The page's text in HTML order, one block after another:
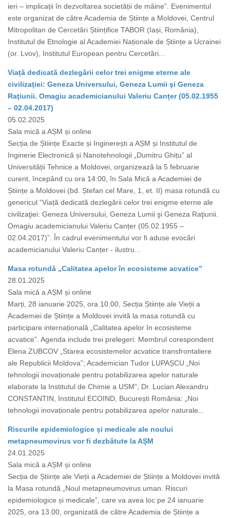
ieri – implicații în dezvoltarea societății de mâine”. Evenimentul
este organizat de către Academia de Științe a Moldovei, Centrul
Mitropolitan de Cercetări Științifice TABOR (Iași, România),
Institutul de Etnologie al Academiei Naționale de Științe a Ucrainei
(or. Lvov), Institutul European pentru Cercetări...
Viață dedicată dezlegării celor trei enigme eterne ale
civilizaţiei: Geneza Universului, Geneza Lumii şi Geneza
Raţiunii. Omagiu academicianului Valeriu Canțer (05.02.1955
– 02.04.2017)
05.02.2025
Sala mică a AȘM și online
Secția de Științe Exacte și Inginerești a AȘM și Institutul de
Inginerie Electronică și Nanotehnologii „Dumitru Ghițu” al
Universității Tehnice a Moldovei, organizează la 5 februarie
curent, începând cu ora 14:00, în Sala Mică a Academiei de
Științe a Moldovei (bd. Ștefan cel Mare, 1, et. II) masa rotundă cu
genericul “Viață dedicată dezlegării celor trei enigme eterne ale
civilizaţiei: Geneza Universului, Geneza Lumii şi Geneza Raţiunii.
Omagiu academicianului Valeriu Canțer (05.02.1955 –
02.04.2017)”. În cadrul evenimentului vor fi aduse evocări
academicianului Valeriu Canțer - ilustru...
Masa rotundă „Calitatea apelor în ecosisteme acvatice”
28.01.2025
Sala mică a AȘM și online
Marți, 28 ianuarie 2025, ora 10.00, Secția Științe ale Vieții a
Academiei de Științe a Moldovei invită la masa rotundă cu
participare internațională „Calitatea apelor în ecosisteme
acvatice”. Agenda include trei prelegeri: Membrul corespondent
Elena ZUBCOV „Starea ecosistemelor acvatice transfrontaliere
ale Republicii Moldova”; Academician Tudor LUPAȘCU „Noi
tehnologii inovaționale pentru potabilizarea apelor naturale
elaborate la Institutul de Chimie a USM”; Dr. Lucian Alexandru
CONSTANTIN, Institutul ECOIND, București România: „Noi
tehnologii inovaționale pentru potabilizarea apelor naturale...
Riscurile epidemiologice și medicale ale noului
metapneumovirus vor fi dezbătute la AȘM
24.01.2025
Sala mică a AȘM și online
Secția de Științe ale Vieții a Academiei de Științe a Moldovei invită
la Masa rotundă „Noul metapneumovirus uman. Riscuri
epidemiologice și medicale”, care va avea loc pe 24 ianuarie
2025, ora 13.00, organizată de către Academia de Științe a